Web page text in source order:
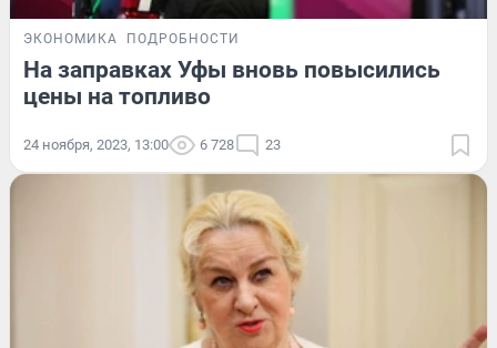
ЭКОНОМИКА ПОДРОБНОСТИ
На заправках Уфы вновь повысились
цены на топливо
24 ноября, 2023, 13:00 6 728 23